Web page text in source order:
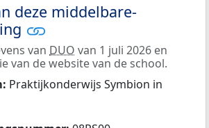
deze middelbare-
van DUO van 1 juli 2026 en
van de website van de school.
Praktijkonderwijs Symbion in